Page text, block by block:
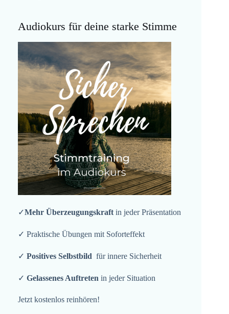
Audiokurs für deine starke Stimme
✓Mehr Überzeugungskraft in jeder Präsentation
✓ Praktische Übungen mit Soforteffekt
✓ Positives Selbstbild für innere Sicherheit
✓ Gelassenes Auftreten in jeder Situation
Jetzt kostenlos reinhören!